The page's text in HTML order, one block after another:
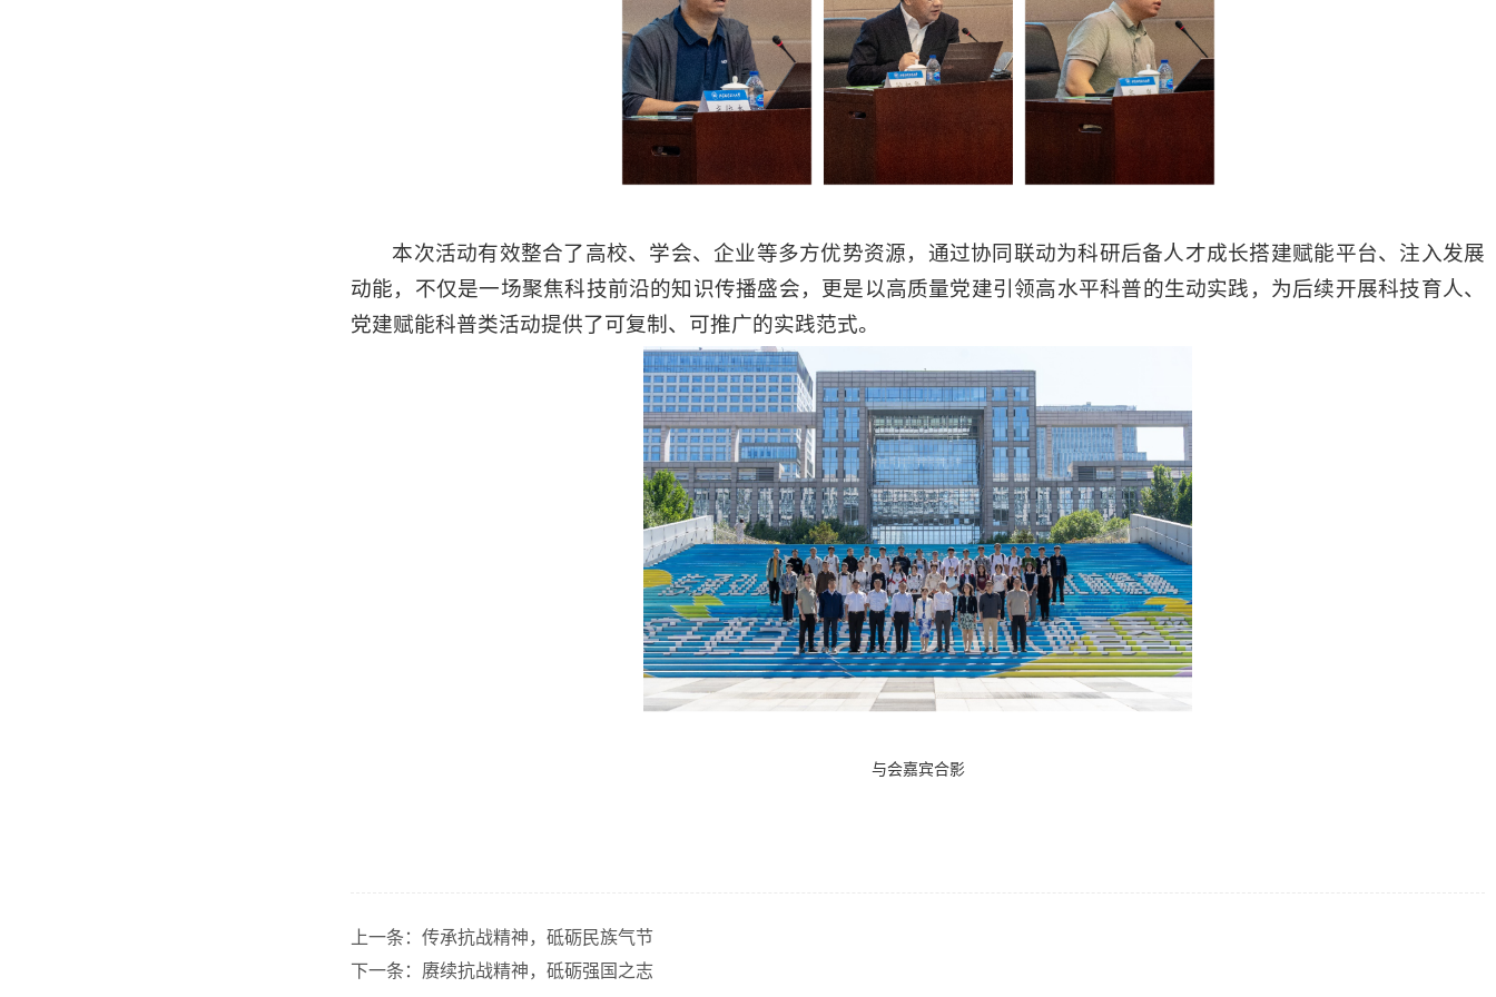
本次活动有效整合了高校、 学会、 企业等多方优势资源，通过协同联动为科研后备人才成长搭建赋能平台、注入发展
动能，不仅是一场聚焦科技前沿的知识传播盛会，更是以高质量党建引领高水平科普的生动实践 ， 为后续开展科技育人、
党建赋能科普类活动提供了可复制、可推广的实践范式。
与会嘉宾合影
上一条： 传承抗战精神，砥砺民族气节
下一条： 赓续抗战精神，砥砺强国之志